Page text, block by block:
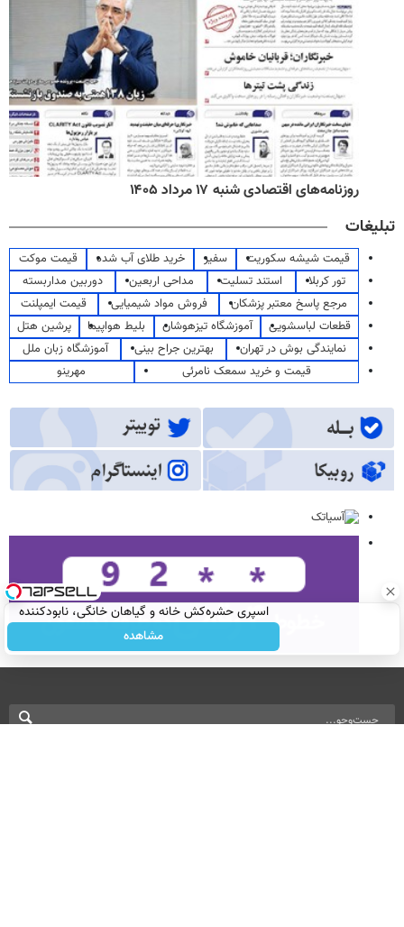
روزنامه‌های اقتصادی شنبه ۱۷ مرداد ۱۴۰۵
تبلیغات
قیمت شیشه سکوریت سفیر خرید طلای آب شده
قیمت موکت
تور کربلا
استند تسلیت مداحی اربعین
دوربین مداربسته
مرجع پاسخ معتبر پزشکان
فروش مواد شیمیایی
قیمت ایمپلنت
قطعات لباسشویی
آموزشگاه تیزهوشان بلیط هواپیما
پرشین هتل
نمایندگی بوش در تهران
بهترین جراح بینی
آموزشگاه زبان ملل
قیمت و خرید سمعک نامرئی
مهرینو
اسپری حشره‌کش خانه و گیاهان خانگی، نابودکننده
انواع حشرات خانگی و آفات
مشاهده